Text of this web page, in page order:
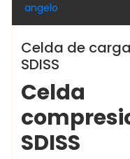
angelo
Celda de
SDISS
SDISS